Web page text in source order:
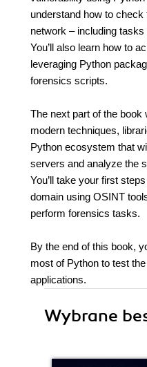
understand how to
network – including
You’ll also learn how to
leveraging Python
forensics scripts.
The next part of the
modern techniques,
Python ecosystem that
servers and analyze the
You’ll take your first
domain using OSINT
perform forensics tasks.
By the end of this book,
most of Python to test
applications.
Wybrane